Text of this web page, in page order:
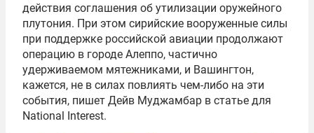
действия соглашения об утилизации оружейного
плутония. При этом сирийские вооруженные силы
при поддержке российской авиации продолжают
операцию в городе Алеппо, частично
удерживаемом мятежниками, и Вашингтон,
кажется, не в силах повлиять чем-либо на эти
события, пишет Дейв Муджамбар в статье для
National Interest.